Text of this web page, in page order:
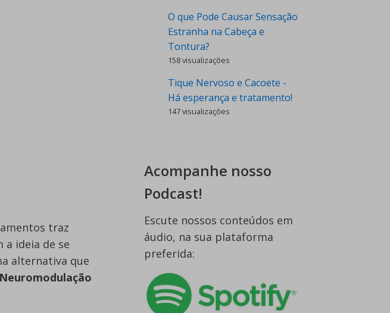
traz
a ideia de se
alternativa que
Neuromodulação
O que Pode Causar Sensação
Estranha na Cabeça e
Tontura?
158 visualizações
Tique Nervoso e Cacoete -
Há esperança e tratamento!
147 visualizações
Acompanhe nosso
Podcast!
Escute nossos conteúdos em
áudio, na sua plataforma
preferida: